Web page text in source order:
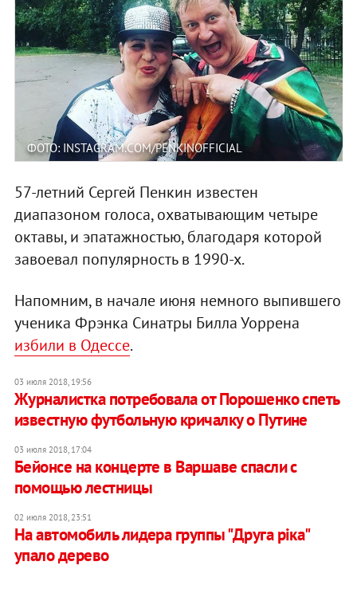
ФОТО: INSTAGRAM.COM/PENKINOFFICIAL
57-летний Сергей Пенкин известен
диапазоном голоса, охватывающим четыре
октавы, и эпатажностью, благодаря которой
завоевал популярность в 1990-х.
Напомним, в начале июня немного выпившего
ученика Фрэнка Синатры Билла Уоррена
избили в Одессе.
03 июля 2018, 19:56
Журналистка потребовала от Порошенко спеть
известную футбольную кричалку о Путине
03 июля 2018, 17:04
Бейонсе на концерте в Варшаве спасли с
помощью лестницы
02 июля 2018, 23:51
На автомобиль лидера группы "Друга ріка"
упало дерево